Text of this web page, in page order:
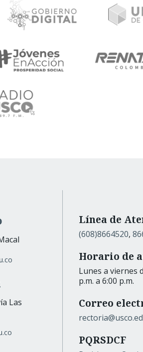
Las
Línea de
(608)8664520,
Horario de
Lunes a viernes
p.m. a 6:00 p.m.
Correo
PQRSDCF